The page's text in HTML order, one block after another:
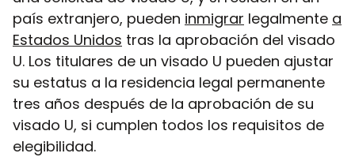
país extranjero, pueden inmigrar legalmente a
Estados Unidos tras la aprobación del visado
U. Los titulares de un visado U pueden ajustar
su estatus a la residencia legal permanente
tres años después de la aprobación de su
visado U, si cumplen todos los requisitos de
elegibilidad.